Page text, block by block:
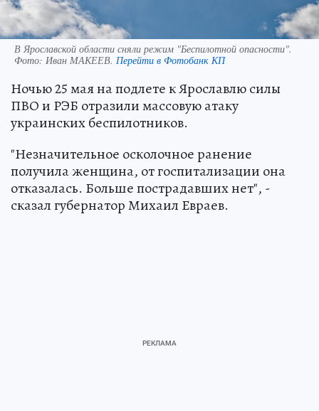
В Ярославской области сняли режим "Беспилотной опасности".
Фото: Иван МАКЕЕВ. Перейти в Фотобанк КП
Ночью 25 мая на подлете к Ярославлю силы
ПВО и РЭБ отразили массовую атаку
украинских беспилотников.
"Незначительное осколочное ранение
получила женщина, от госпитализации она
отказалась. Больше пострадавших нет", -
сказал губернатор Михаил Евраев.